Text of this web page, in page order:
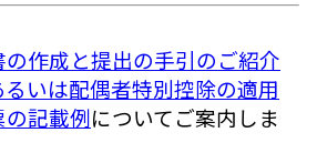
の作成と提出の手引のご紹介
いは配偶者特別控除の適用
記載例についてご案内しま